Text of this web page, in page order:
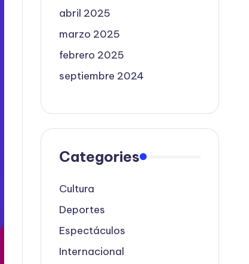
abril 2025
marzo 2025
febrero 2025
septiembre 2024
Categories
Cultura
Deportes
Espectáculos
Internacional